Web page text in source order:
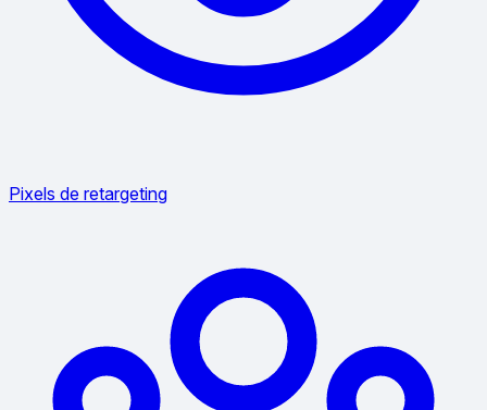
Pixels de retargeting